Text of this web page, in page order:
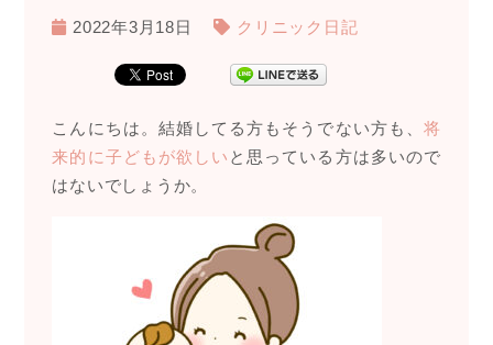
2022年3月18日 クリニック日記
こんにちは。結婚してる方もそうでない方も、 将
来的に子どもが欲しい と思っている方は多いので
はないでしょうか。